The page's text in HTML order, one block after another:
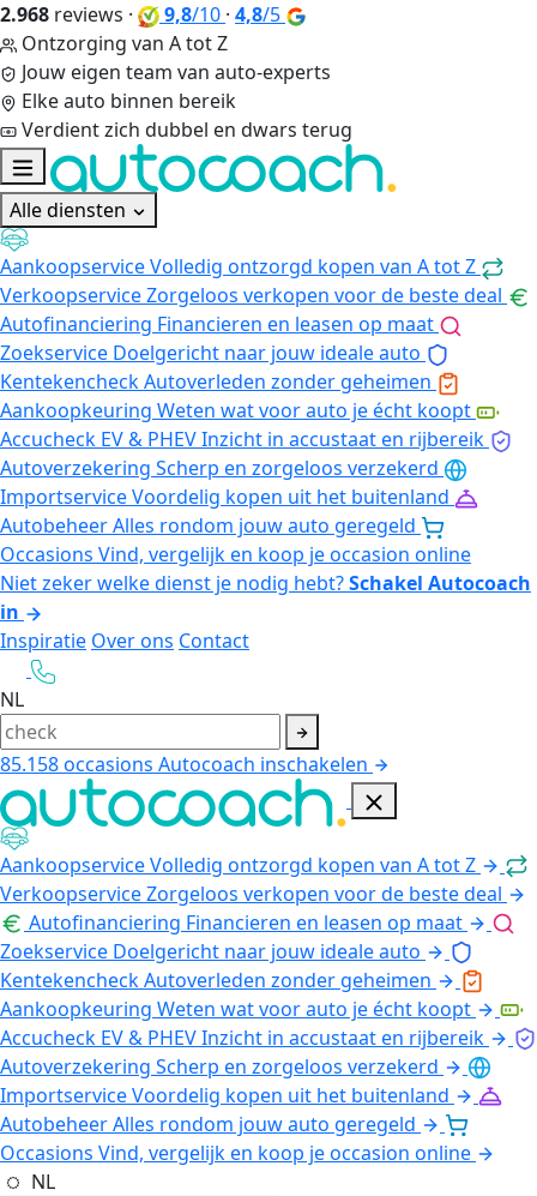
2.968 reviews · 9,8/10 · 4,8/5
Ontzorging van A tot Z
Jouw eigen team van auto-experts
Elke auto binnen bereik
Verdient zich dubbel en dwars terug
Alle diensten
AankoopserviceVolledig ontzorgd kopen van A tot Z
VerkoopserviceZorgeloos verkopen voor de beste deal
Autofinanciering Financieren en leasen op maat
Zoekservice Doelgericht naar jouw ideale auto
KentekencheckAutoverleden zonder geheimen
Aankoopkeuring Weten wat voor auto je écht koopt
Accucheck EV & PHEVInzicht in accustaat en rijbereik
Autoverzekering Scherp en zorgeloos verzekerd
ImportserviceVoordelig kopen uit het buitenland
AutobeheerAlles rondom jouw auto geregeld
Occasions Vind, vergelijk en koop je occasion online
Niet zeker welke dienst je nodig hebt?Schakel Autocoach
in
Inspiratie Over ons Contact
NL
85.158occasions Autocoach inschakelen
AankoopserviceVolledig ontzorgd kopen van A tot Z
VerkoopserviceZorgeloos verkopen voor de beste deal
Autofinanciering Financieren en leasen op maat
Zoekservice Doelgericht naar jouw ideale auto
KentekencheckAutoverleden zonder geheimen
Aankoopkeuring Weten wat voor auto je écht koopt
Accucheck EV & PHEVInzicht in accustaat en rijbereik
Autoverzekering Scherp en zorgeloos verzekerd
ImportserviceVoordelig kopen uit het buitenland
AutobeheerAlles rondom jouw auto geregeld
Occasions Vind, vergelijk en koop je occasion online
NL